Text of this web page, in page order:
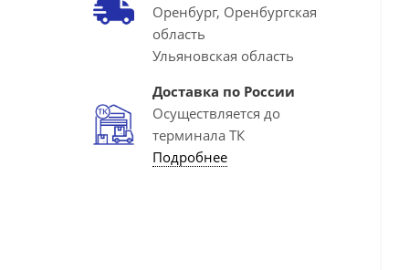
Оренбург, Оренбургская
область
Ульяновская область
Доставка по России
Осуществляется до
терминала ТК
Подробнее